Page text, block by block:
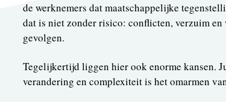
de werknemers dat maatschappelijke
dat is niet zonder risico: conflicten, verzuim
gevolgen.
Tegelijkertijd liggen hier ook enorme kansen.
verandering en complexiteit is het omarmen